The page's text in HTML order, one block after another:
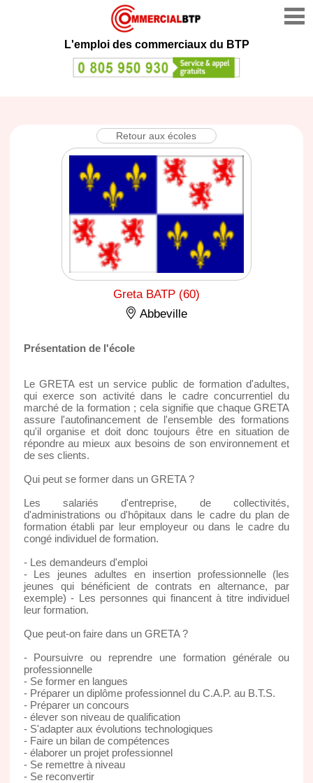
L'emploi des commerciaux du BTP
Retour aux écoles
Greta BATP (60)
Abbeville
Présentation de l'école
Le GRETA est un service public de formation d'adultes,
qui exerce son activité dans le cadre concurrentiel du
marché de la formation ; cela signifie que chaque GRETA
assure l'autofinancement de l'ensemble des formations
qu'il organise et doit donc toujours être en situation de
répondre au mieux aux besoins de son environnement et
de ses clients.
Qui peut se former dans un GRETA ?
Les salariés d'entreprise, de collectivités,
d'administrations ou d'hôpitaux dans le cadre du plan de
formation établi par leur employeur ou dans le cadre du
congé individuel de formation.
- Les demandeurs d'emploi
- Les jeunes adultes en insertion professionnelle (les
jeunes qui bénéficient de contrats en alternance, par
exemple) - Les personnes qui financent à titre individuel
leur formation.
Que peut-on faire dans un GRETA ?
- Poursuivre ou reprendre une formation générale ou
professionnelle
- Se former en langues
- Préparer un diplôme professionnel du C.A.P. au B.T.S.
- Préparer un concours
- élever son niveau de qualification
- S'adapter aux évolutions technologiques
- Faire un bilan de compétences
- élaborer un projet professionnel
- Se remettre à niveau
- Se reconvertir